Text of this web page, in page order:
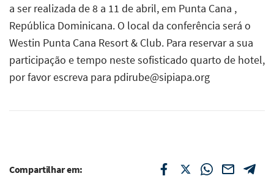
a ser realizada de 8 a 11 de abril, em Punta Cana ,
República Dominicana. O local da conferência será o
Westin Punta Cana Resort & Club. Para reservar a sua
participação e tempo neste sofisticado quarto de hotel,
por favor escreva para pdirube@sipiapa.org
Compartilhar em: